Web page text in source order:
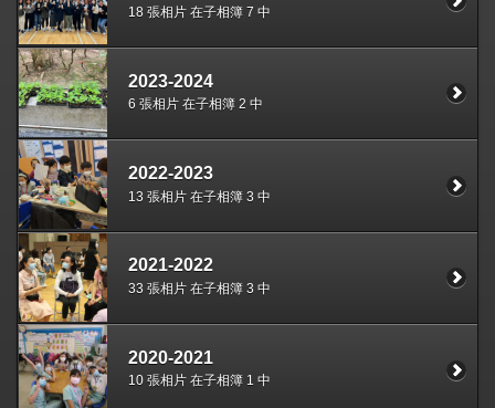
18 張相片 在子相簿 7 中
2023-2024
6 張相片 在子相簿 2 中
2022-2023
13 張相片 在子相簿 3 中
2021-2022
33 張相片 在子相簿 3 中
2020-2021
10 張相片 在子相簿 1 中